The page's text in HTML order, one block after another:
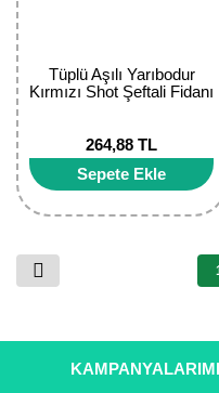
Tüplü Aşılı Yarıbodur
Kırmızı Shot Şeftali Fidanı
264,88 TL
Sepete Ekle